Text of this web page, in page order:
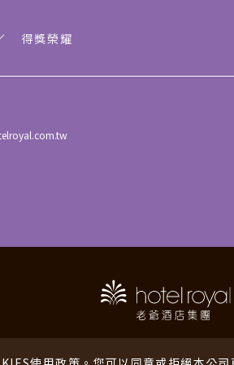
得獎榮耀
店 老爺行旅 老爺